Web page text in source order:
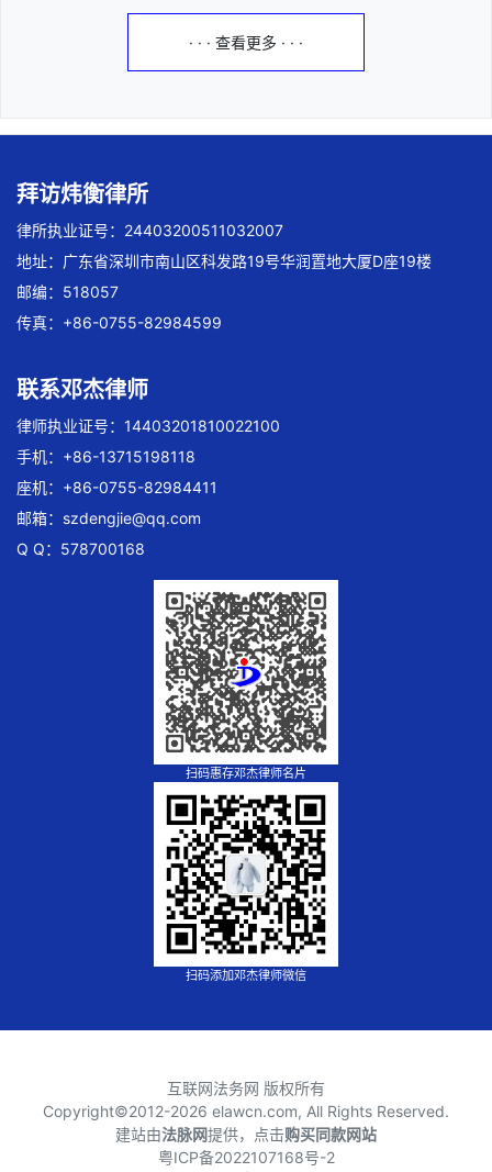
· · · 查看更多 · · ·
拜访炜衡律所
律所执业证号：24403200511032007
地址：广东省深圳市南山区科发路19号华润置地大厦D座19楼
邮编：518057
传真：+86-0755-82984599
联系邓杰律师
律师执业证号：14403201810022100
手机：+86-13715198118
座机：+86-0755-82984411
邮箱： szdengjie@qq.com
Q Q：578700168
扫码惠存邓杰律师名片
扫码添加邓杰律师微信
互联网法务网 版权所有
Copyright©2012-2026 elawcn.com, All Rights Reserved.
建站由法脉网提供，点击购买同款网站
粤ICP备2022107168号-2